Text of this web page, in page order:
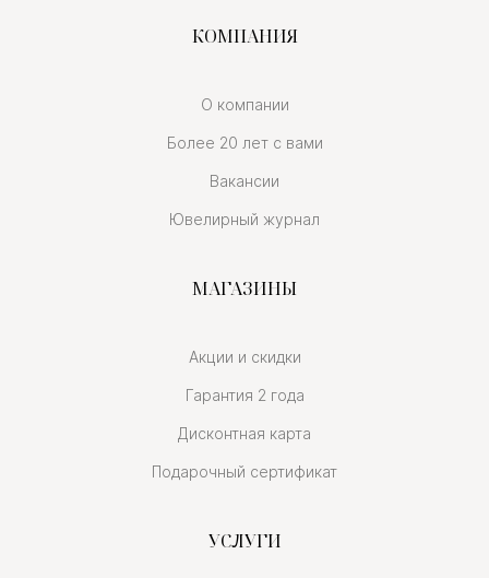
КОМПАНИЯ
О компании
Более 20 лет с вами
Вакансии
Ювелирный журнал
МАГАЗИНЫ
Акции и скидки
Гарантия 2 года
Дисконтная карта
Подарочный сертификат
УСЛУГИ